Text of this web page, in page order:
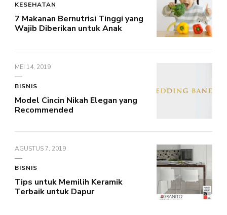
KESEHATAN
7 Makanan Bernutrisi Tinggi yang
Wajib Diberikan untuk Anak
MEI 14, 2019
BISNIS
Model Cincin Nikah Elegan yang
Recommended
AGUSTUS 7, 2019
BISNIS
Tips untuk Memilih Keramik
Terbaik untuk Dapur